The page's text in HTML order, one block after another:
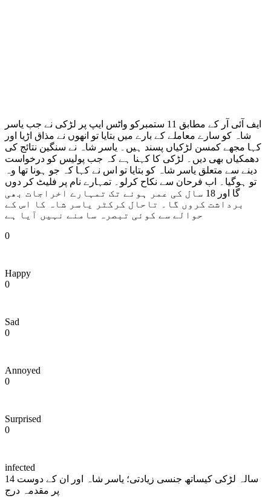
ایف آئی آر کے مطابق 11 ستمبرکو واٹس ایپ پر لڑکی نے جب یاسر
شاہ کو سارے معاملے کے بارے میں بتایا تو انھوں نے مذاق اڑیا اور
کہا مجھے کمسن لڑکیاں پسند ہیں۔ یاسر شاہ نے سنگین نتائج کی
دھمکیاں بھی دیں۔ لڑکی کا کہنا ہے کہ جب پولیس کو درخواست
دینے سے متعلق یاسر شاہ کو بتایا تو اس نے کہا کہ جو ہونا تھا وہ
تو ہوگیا۔ اب فرحان سے نکاح کرلو۔ تمہارے نام پر فلیٹ کر دوں
گا اور 18 سال کی عمر ہونے تک تمہارے اخراجات بھی
برداشت کروں گا۔ تاحال کرکٹر یاسر شاہ کا اس کے
حوالے سے کوئی تبصرہ سامنے نہیں آیا ہے
0
Happy
0
Sad
0
Annoyed
0
Surprised
0
infected
14 سالہ لڑکی کیساتھ جنسی زیادتی؛ یاسر شاہ اور ان کے دوست
پر مقدمہ درج